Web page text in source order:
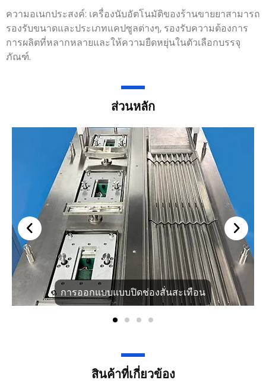
ความอเนกประสงค์: เครื่องนับอัตโนมัติของร้านขายยาสามารถ
รองรับขนาดและประเภทแคปซูลต่างๆ, รองรับความต้องการ
การผลิตที่หลากหลายและให้ความยืดหยุ่นในตัวเลือกบรรจุ
ภัณฑ์.
ส่วนหลัก
การออกแบบแบบปิดช่องสั่นสะเทือน
สินค้าที่เกี่ยวข้อง